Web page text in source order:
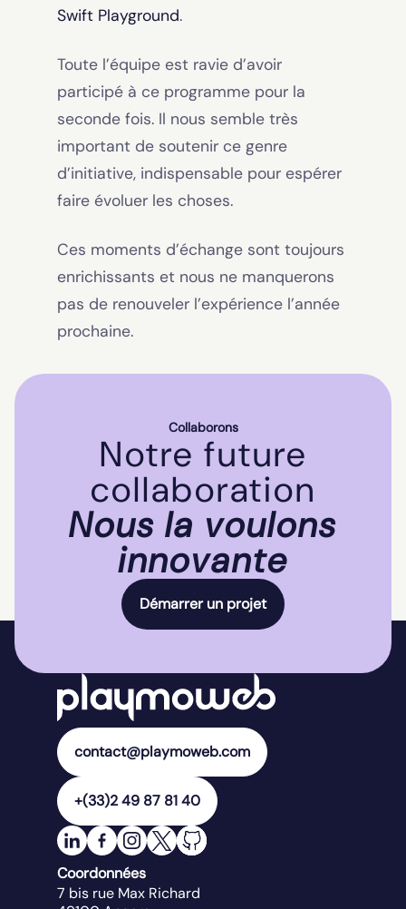
Swift Playground.
Toute l’équipe est ravie d’avoir
participé à ce programme pour la
seconde fois. Il nous semble très
important de soutenir ce genre
d’initiative, indispensable pour espérer
faire évoluer les choses.
Ces moments d’échange sont toujours
enrichissants et nous ne manquerons
pas de renouveler l’expérience l’année
prochaine.
Collaborons
Notre future
collaboration
Nous la voulons
innovante
Démarrer un projet
contact@playmoweb.com
+(33)2 49 87 81 40
Coordonnées
7 bis rue Max Richard